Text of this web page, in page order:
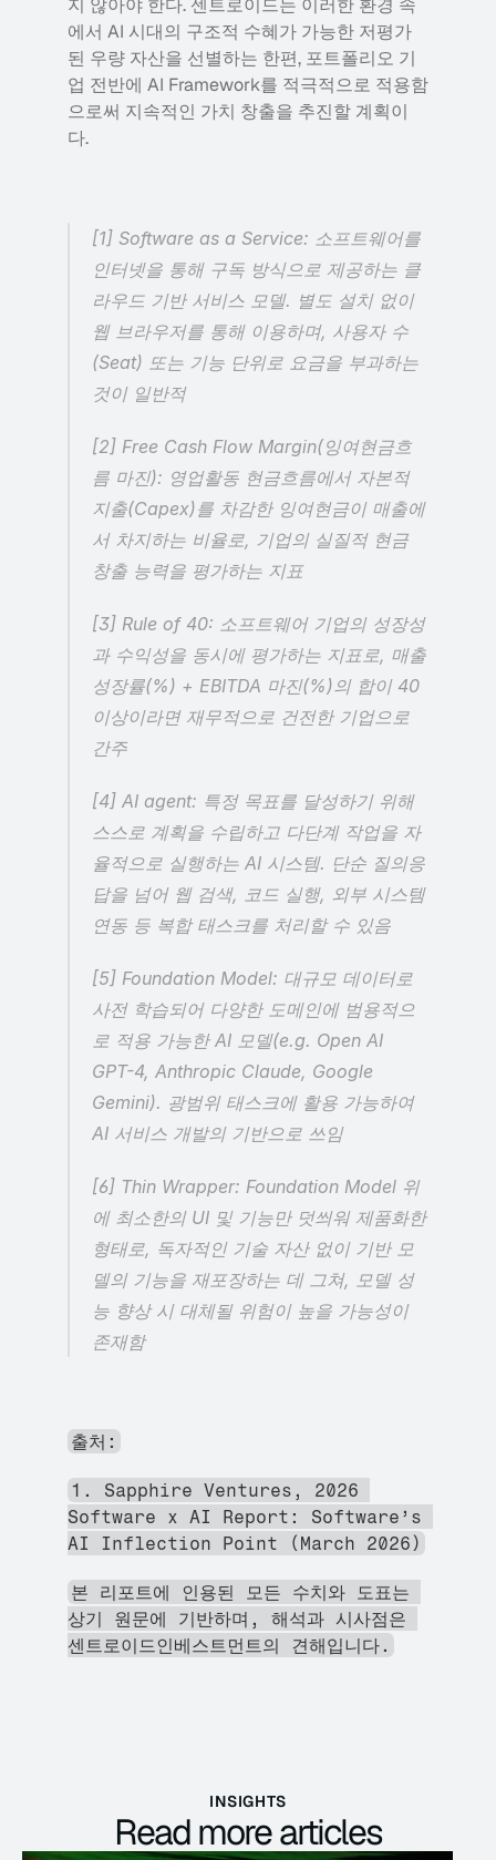
지 않아야 한다. 센트로이드는 이러한 환경 속
에서 AI 시대의 구조적 수혜가 가능한 저평가
된 우량 자산을 선별하는 한편, 포트폴리오 기
업 전반에 AI Framework를 적극적으로 적용함
으로써 지속적인 가치 창출을 추진할 계획이
다.
[1] Software as a Service: 소프트웨어를
인터넷을 통해 구독 방식으로 제공하는 클
라우드 기반 서비스 모델. 별도 설치 없이
웹 브라우저를 통해 이용하며, 사용자 수
(Seat) 또는 기능 단위로 요금을 부과하는
것이 일반적
[2] Free Cash Flow Margin(잉여현금흐
름 마진): 영업활동 현금흐름에서 자본적
지출(Capex)를 차감한 잉여현금이 매출에
서 차지하는 비율로, 기업의 실질적 현금
창출 능력을 평가하는 지표
[3] Rule of 40: 소프트웨어 기업의 성장성
과 수익성을 동시에 평가하는 지표로, 매출
성장률(%) + EBITDA 마진(%)의 합이 40
이상이라면 재무적으로 건전한 기업으로
간주
[4] AI agent: 특정 목표를 달성하기 위해
스스로 계획을 수립하고 다단계 작업을 자
율적으로 실행하는 AI 시스템. 단순 질의응
답을 넘어 웹 검색, 코드 실행, 외부 시스템
연동 등 복합 태스크를 처리할 수 있음
[5] Foundation Model: 대규모 데이터로
사전 학습되어 다양한 도메인에 범용적으
로 적용 가능한 AI 모델(e.g. Open AI
GPT-4, Anthropic Claude, Google
Gemini). 광범위 태스크에 활용 가능하여
AI 서비스 개발의 기반으로 쓰임
[6] Thin Wrapper: Foundation Model 위
에 최소한의 UI 및 기능만 덧씌워 제품화한
형태로, 독자적인 기술 자산 없이 기반 모
델의 기능을 재포장하는 데 그쳐, 모델 성
능 향상 시 대체될 위험이 높을 가능성이
존재함
출처:
1. Sapphire Ventures, 2026
Software x AI Report: Software’s
AI Inflection Point (March 2026)
본 리포트에 인용된 모든 수치와 도표는
상기 원문에 기반하며, 해석과 시사점은
센트로이드인베스트먼트의 견해입니다.
INSIGHTS
Read more articles